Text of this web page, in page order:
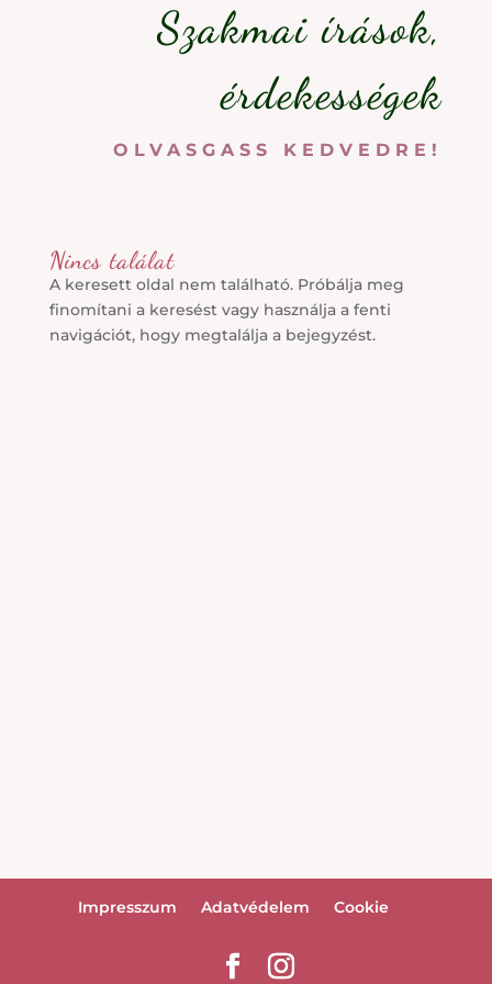
Szakmai írások,
érdekességek
OLVASGASS KEDVEDRE!
Nincs találat
A keresett oldal nem található. Próbálja meg
finomítani a keresést vagy használja a fenti
navigációt, hogy megtalálja a bejegyzést.
Impresszum Adatvédelem Cookie